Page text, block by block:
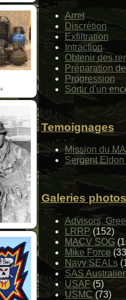
Arret
Discrétion
Exfiltration
Intraction
Obtenir des
Préparation
Progression
Sortir d'un
Temoignages
Mission du
Sergent Eldon
Galeries photos
Advisors,
LRRP (152)
MACV SOG
Mike Force
Navy SEALs
SAS
USAF (5)
USMC (73)